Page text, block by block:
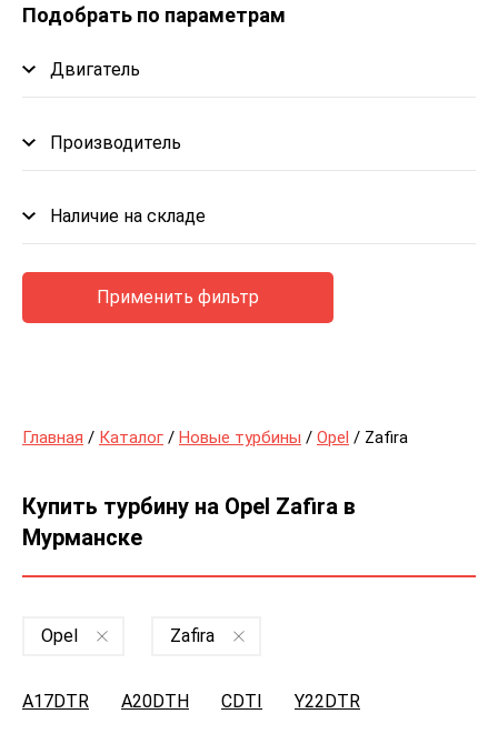
Подобрать по параметрам
Двигатель
Производитель
Наличие на складе
Применить фильтр
Главная / Каталог / Новые турбины / Opel / Zafira
Купить турбину на Opel Zafira в
Мурманске
Opel Zafira
A17DTR A20DTH CDTI Y22DTR